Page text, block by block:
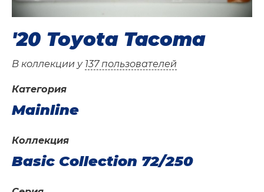
'20 Toyota Tacoma
В коллекции у 137 пользователей
Категория
Mainline
Коллекция
Basic Collection 72/250